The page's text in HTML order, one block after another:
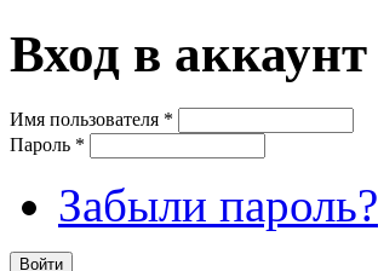
Вход в аккаунт
Имя пользователя *
Пароль *
Забыли пароль?